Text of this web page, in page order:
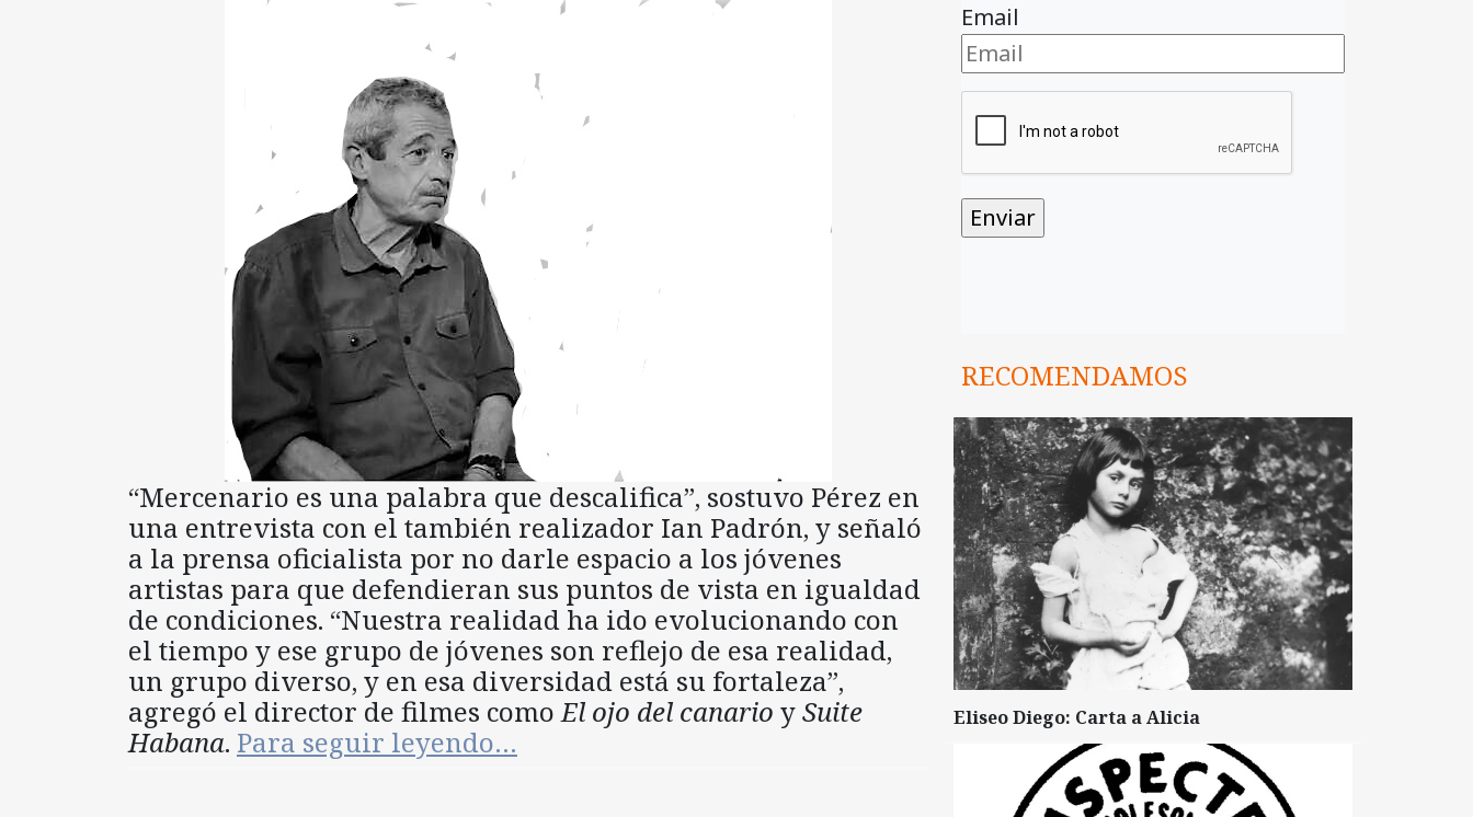
“Mercenario es una palabra que descalifica”, sostuvo Pérez en
una entrevista con el también realizador Ian Padrón, y señaló
a la prensa oficialista por no darle espacio a los jóvenes
artistas para que defendieran sus puntos de vista en igualdad
de condiciones. “Nuestra realidad ha ido evolucionando con
el tiempo y ese grupo de jóvenes son reflejo de esa realidad,
un grupo diverso, y en esa diversidad está su fortaleza”,
agregó el director de filmes como El ojo del canario ySuite
Habana. Para seguir leyendo…
Email
RECOMENDAMOS
Eliseo Diego: Carta a Alicia